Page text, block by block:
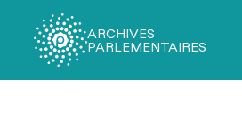
ARCHIVES
PARLEMENTAIRES